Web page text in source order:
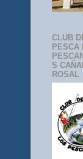
CLUB
PESCA
S
ROSAL